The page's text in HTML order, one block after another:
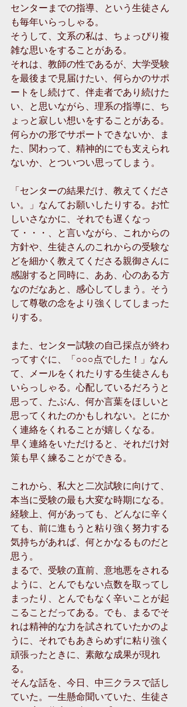
センターまでの指導、という生徒さん
も毎年いらっしゃる。
そうして、文系の私は、ちょっぴり複
雑な思いをすることがある。
それは、教師の性であるが、大学受験
を最後まで見届けたい、何らかのサポ
ートをし続けて、伴走者であり続けた
い、と思いながら、理系の指導に、ち
ょっと寂しい想いをすることがある。
何らかの形でサポートできないか、ま
た、関わって、精神的にでも支えられ
ないか、とついつい思ってしまう。
「センターの結果だけ、教えてくださ
い。」なんてお願いしたりする。お忙
しいさなかに、それでも遅くなっ
て・・・、と言いながら、これからの
方針や、生徒さんのこれからの受験な
どを細かく教えてくださる親御さんに
感謝すると同時に、ああ、心のある方
なのだなあと、感心してしまう。そう
して尊敬の念をより強くしてしまった
りする。
また、センター試験の自己採点が終わ
ってすぐに、「○○○点でした！」なん
て、メールをくれたりする生徒さんも
いらっしゃる。心配しているだろうと
思って、たぶん、何か言葉をほしいと
思ってくれたのかもしれない。とにか
く連絡をくれることが嬉しくなる。
早く連絡をいただけると、それだけ対
策も早く練ることができる。
これから、私大と二次試験に向けて、
本当に受験の最も大変な時期になる。
経験上、何があっても、どんなに辛く
ても、前に進もうと粘り強く努力する
気持ちがあれば、何とかなるものだと
思う。
まるで、受験の直前、意地悪をされる
ように、とんでもない点数を取ってし
まったり、とんでもなく辛いことが起
こることだってある。でも、まるでそ
れは精神的な力を試されていたかのよ
うに、それでもあきらめずに粘り強く
頑張ったときに、素敵な成果が現れ
る。
そんな話を、今日、中三クラスで話し
ていた。一生懸命聞いていた、生徒さ